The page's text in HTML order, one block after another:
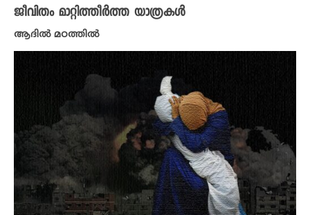
ജീവിതം മാറ്റിത്തീർത്ത യാത്രകൾ
ആദിൽ മഠത്തിൽ